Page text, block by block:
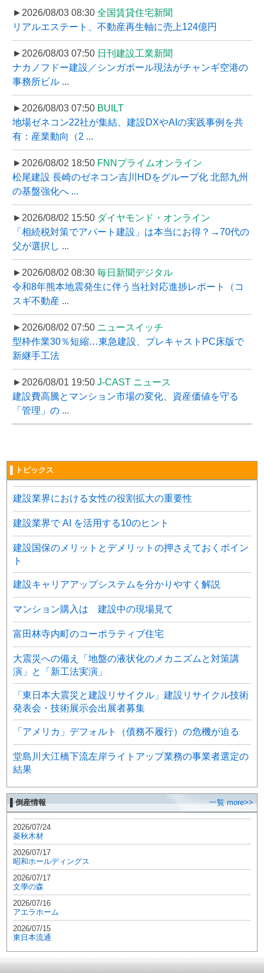
►2026/08/03 08:30 全国賃貸住宅新聞
リアルエステート、不動産再生軸に売上124億円
►2026/08/03 07:50 日刊建設工業新聞
ナカノフドー建設／シンガポール現法がチャンギ空港の
事務所ビル ...
►2026/08/03 07:50 BUILT
地場ゼネコン22社が集結、建設DXやAIの実践事例を共
有：産業動向（2 ...
►2026/08/02 18:50 FNNプライムオンライン
松尾建設 長崎のゼネコン吉川HDをグループ化 北部九州
の基盤強化へ ...
►2026/08/02 15:50 ダイヤモンド・オンライン
「相続税対策でアパート建設」は本当にお得？→70代の
父が選択し ...
►2026/08/02 08:30 毎日新聞デジタル
令和8年熊本地震発生に伴う当社対応進捗レポート（コ
スギ不動産 ...
►2026/08/02 07:50 ニュースイッチ
型枠作業30％短縮…東急建設、プレキャストPC床版で
新継手工法
►2026/08/01 19:50 J-CAST ニュース
建設費高騰とマンション市場の変化、資産価値を守る
「管理」の ...
▌トピックス
建設業界における女性の役割拡大の重要性
建設業界で AI を活用する10のヒント
建設国保のメリットとデメリットの押さえておくポイン
ト
建設キャリアアップシステムを分かりやすく解説
マンション購入は 建設中の現場見て
富田林寺内町のコーポラティブ住宅
大震災への備え「地盤の液状化のメカニズムと対策講
演」と「新工法実演」
「東日本大震災と建設リサイクル」建設リサイクル技術
発表会・技術展示会出展者募集
「アメリカ」デフォルト（債務不履行）の危機が迫る
堂島川大江橋下流左岸ライトアップ業務の事業者選定の
結果
▌倒産情報 一覧 more>>
2026/07/24
菱秋木材
2026/07/17
昭和ホールディングス
2026/07/17
文學の森
2026/07/16
アエラホーム
2026/07/15
東日本流通